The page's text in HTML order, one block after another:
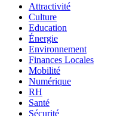
Attractivité
Culture
Education
Énergie
Environnement
Finances Locales
Mobilité
Numérique
RH
Santé
Sécurité